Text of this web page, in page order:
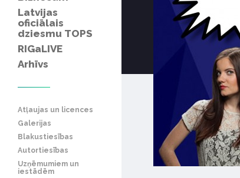
Latvijas
oficiālais
dziesmu TOPS
RIGaLIVE
Arhīvs
Atļaujas un licences
Galerijas
Blakustiesības
Autortiesības
Uzņēmumiem un
iestādēm